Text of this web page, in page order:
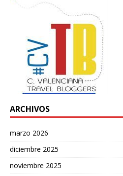
ARCHIVOS
marzo 2026
diciembre 2025
noviembre 2025